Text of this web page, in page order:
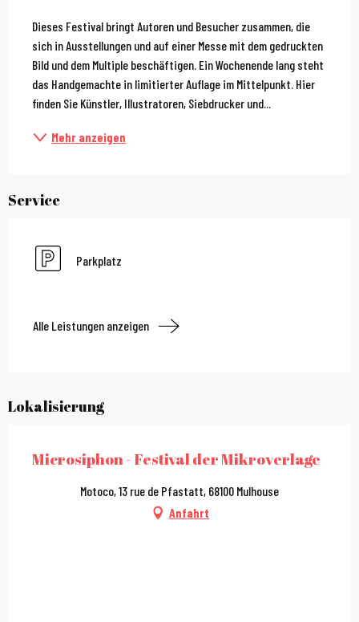
Beschreibung
Dieses Festival bringt Autoren und Besucher zusammen, die
sich in Ausstellungen und auf einer Messe mit dem gedruckten
Bild und dem Multiple beschäftigen. Ein Wochenende lang steht
das Handgemachte in limitierter Auflage im Mittelpunkt. Hier
finden Sie Künstler, Illustratoren, Siebdrucker und...
Mehr anzeigen
Service
Parkplatz
Alle Leistungen anzeigen
Lokalisierung
Microsiphon - Festival der Mikroverlage
Motoco, 13 rue de Pfastatt, 68100 Mulhouse
Anfahrt